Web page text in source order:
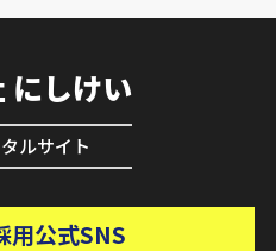
にしけい
ルサイト
用公式SNS